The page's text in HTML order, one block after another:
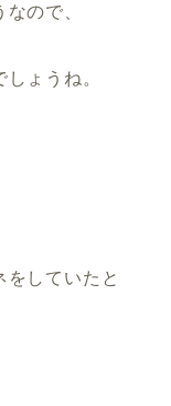
ので、
ょうね。
をしていたと